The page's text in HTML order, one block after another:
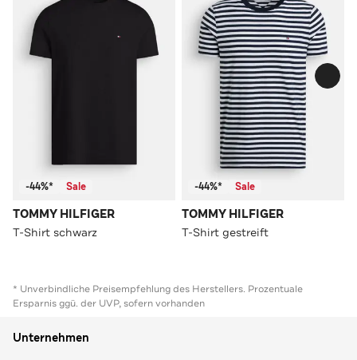
-44%* Sale
TOMMY HILFIGER
T-Shirt schwarz
-44%* Sale
TOMMY HILFIGER
T-Shirt gestreift
* Unverbindliche Preisempfehlung des Herstellers. Prozentuale
Ersparnis ggü. der UVP, sofern vorhanden
Unternehmen